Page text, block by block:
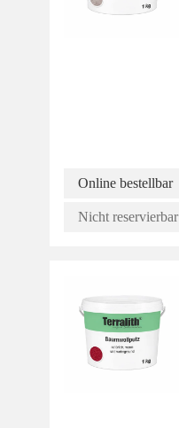
Online bestellbar
Nicht reservierbar